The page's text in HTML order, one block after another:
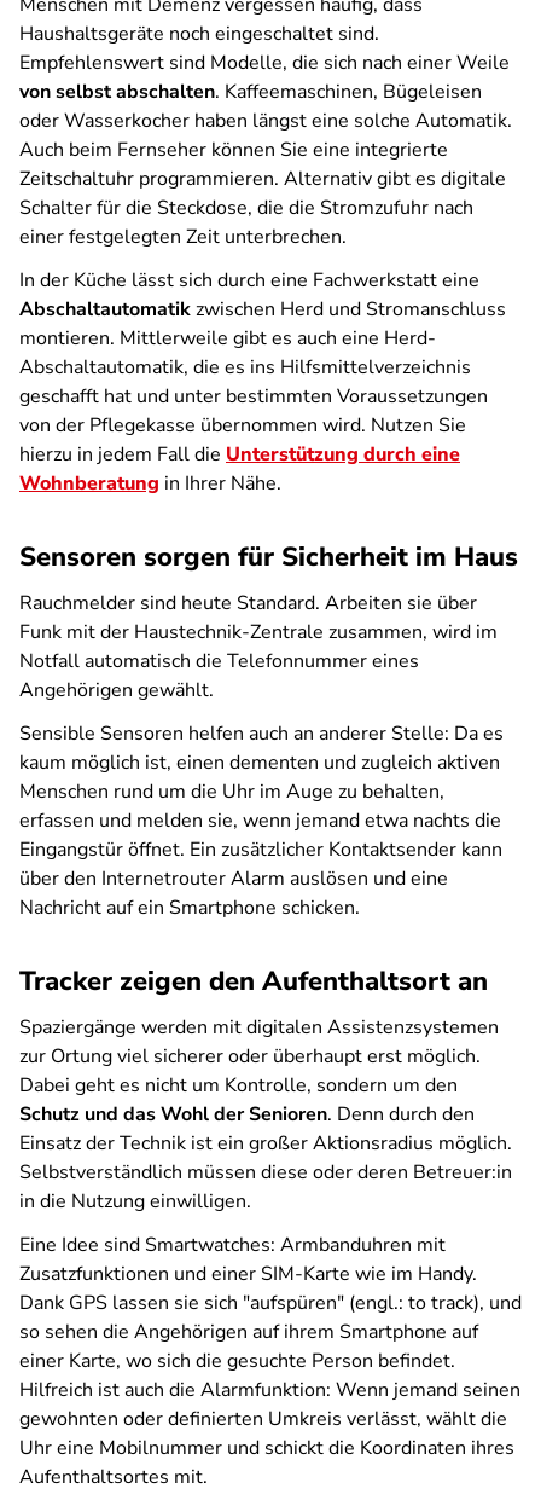
Haushaltsgeräte noch eingeschaltet sind.
Empfehlenswert sind Modelle, die sich nach einer Weile
von selbst abschalten. Kaffeemaschinen, Bügeleisen
oder Wasserkocher haben längst eine solche Automatik.
Auch beim Fernseher können Sie eine integrierte
Zeitschaltuhr programmieren. Alternativ gibt es digitale
Schalter für die Steckdose, die die Stromzufuhr nach
einer festgelegten Zeit unterbrechen.
In der Küche lässt sich durch eine Fachwerkstatt eine
Abschaltautomatikzwischen Herd und Stromanschluss
montieren. Mittlerweile gibt es auch eine Herd-
Abschaltautomatik, die es ins Hilfsmittelverzeichnis
geschafft hat und unter bestimmten Voraussetzungen
von der Pflegekasse übernommen wird. Nutzen Sie
hierzu in jedem Fall die Unterstützung durch eine
Wohnberatung in Ihrer Nähe.
Sensoren sorgen für Sicherheit im Haus
Rauchmelder sind heute Standard. Arbeiten sie über
Funk mit der Haustechnik-Zentrale zusammen, wird im
Notfall automatisch die Telefonnummer eines
Angehörigen gewählt.
Sensible Sensoren helfen auch an anderer Stelle: Da es
kaum möglich ist, einen dementen und zugleich aktiven
Menschen rund um die Uhr im Auge zu behalten,
erfassen und melden sie, wenn jemand etwa nachts die
Eingangstür öffnet. Ein zusätzlicher Kontaktsender kann
über den Internetrouter Alarm auslösen und eine
Nachricht auf ein Smartphone schicken.
Tracker zeigen den Aufenthaltsort an
Spaziergänge werden mit digitalen Assistenzsystemen
zur Ortung viel sicherer oder überhaupt erst möglich.
Dabei geht es nicht um Kontrolle, sondern um den
Schutz und das Wohl der Senioren. Denn durch den
Einsatz der Technik ist ein großer Aktionsradius möglich.
Selbstverständlich müssen diese oder deren Betreuer:in
in die Nutzung einwilligen.
Eine Idee sind Smartwatches: Armbanduhren mit
Zusatzfunktionen und einer SIM-Karte wie im Handy.
Dank GPS lassen sie sich "aufspüren" (engl.: to track), und
so sehen die Angehörigen auf ihrem Smartphone auf
einer Karte, wo sich die gesuchte Person befindet.
Hilfreich ist auch die Alarmfunktion: Wenn jemand seinen
gewohnten oder definierten Umkreis verlässt, wählt die
Uhr eine Mobilnummer und schickt die Koordinaten ihres
Aufenthaltsortes mit.